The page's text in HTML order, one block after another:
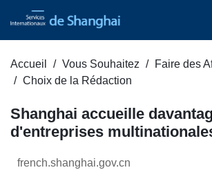
Accueil Vous Souhaitez
Faire des
Choix de la Rédaction
Shanghai accueille
d'entreprises
french.shanghai.gov.cn